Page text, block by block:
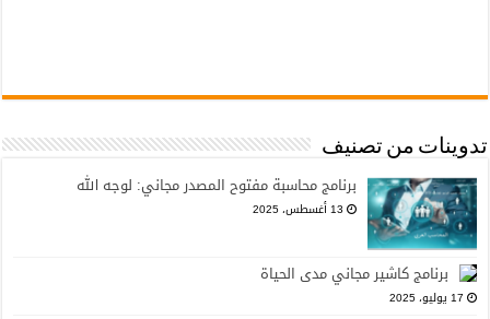
تدوينات من تصنيف
برنامج محاسبة مفتوح المصدر مجاني: لوجه الله
13 أغسطس، 2025
برنامج كاشير مجاني مدى الحياة
17 يوليو، 2025